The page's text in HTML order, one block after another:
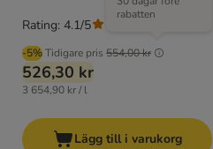
-5%Tidigare pris 554,00 kr
rabatten
526,30 kr
3 654,90 kr / l
Rating: 4.1/5
Lägg till i varukorg